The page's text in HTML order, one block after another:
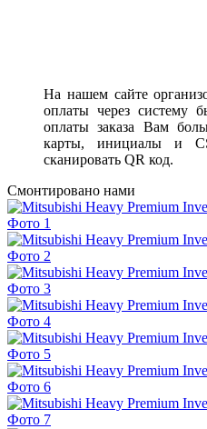
На нашем сайте
оплаты через систему
оплаты заказа Вам
карты, инициалы и
сканировать QR код.
Смонтировано нами